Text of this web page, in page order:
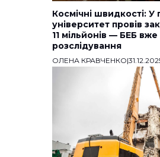
Космічні швидкості:
університет провів
11 мільйонів — БЕБ
розслідування
ОЛЕНА КРАВЧЕНКО|